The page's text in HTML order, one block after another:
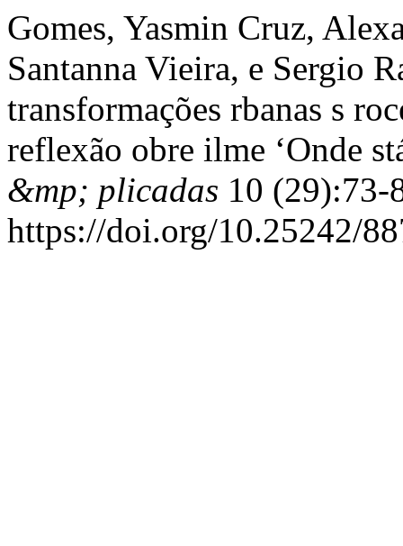
Gomes, Yasmin Cruz,
Santanna Vieira, e Sergio
transformações rbanas s
reflexão obre ilme ‘Onde
&mp; plicadas 10 (29):73-
https://doi.org/10.25242/